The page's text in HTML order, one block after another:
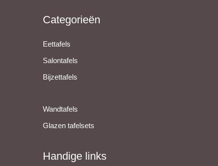
Categorieën
Eettafels
Salontafels
Bijzettafels
Wandtafels
Glazen tafelsets
Handige links